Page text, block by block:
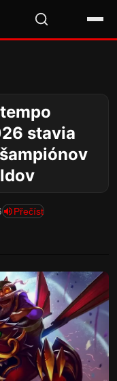
stavia
Přečíst